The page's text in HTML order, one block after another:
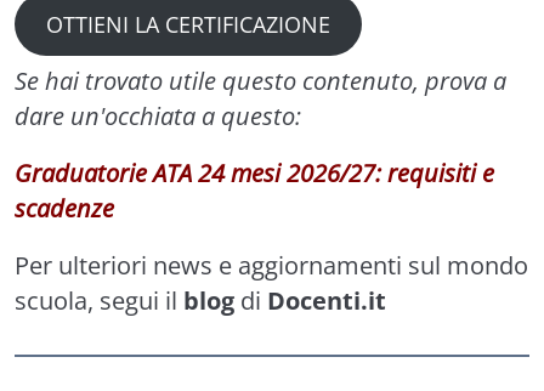
OTTIENI LA CERTIFICAZIONE
Se hai trovato utile questo contenuto, prova a
dare un'occhiata a questo:
Graduatorie ATA 24 mesi 2026/27: requisiti e
scadenze
Per ulteriori news e aggiornamenti sul mondo
scuola, segui il blog di Docenti.it